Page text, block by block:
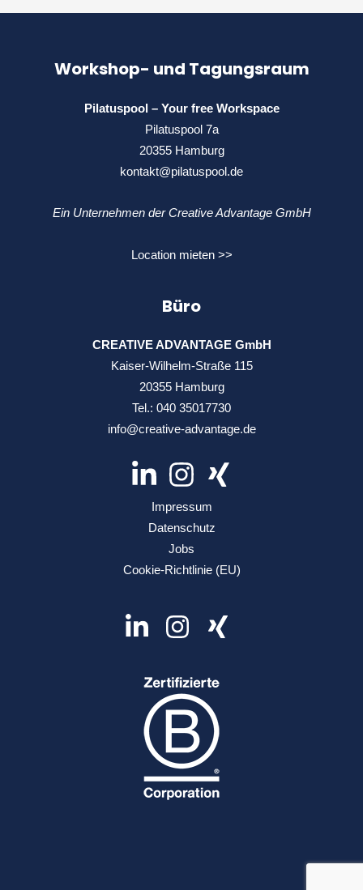
Workshop- und Tagungsraum
Pilatuspool – Your free Workspace
Pilatuspool 7a
20355 Hamburg
kontakt@pilatuspool.de
Ein Unternehmen der Creative Advantage GmbH
Location mieten >>
Büro
CREATIVE ADVANTAGE GmbH
Kaiser-Wilhelm-Straße 115
20355 Hamburg
Tel.: 040 35017730
info@creative-advantage.de
Impressum
Datenschutz
Jobs
Cookie-Richtlinie (EU)